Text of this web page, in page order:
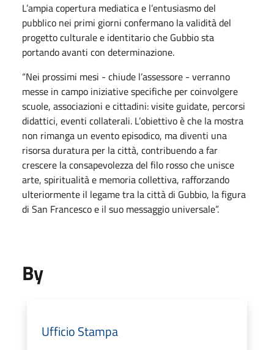
L’ampia copertura mediatica e l’entusiasmo del
pubblico nei primi giorni confermano la validità del
progetto culturale e identitario che Gubbio sta
portando avanti con determinazione.
“Nei prossimi mesi - chiude l’assessore - verranno
messe in campo iniziative specifiche per coinvolgere
scuole, associazioni e cittadini: visite guidate, percorsi
didattici, eventi collaterali. L’obiettivo è che la mostra
non rimanga un evento episodico, ma diventi una
risorsa duratura per la città, contribuendo a far
crescere la consapevolezza del filo rosso che unisce
arte, spiritualità e memoria collettiva, rafforzando
ulteriormente il legame tra la città di Gubbio, la figura
di San Francesco e il suo messaggio universale”.
By
Ufficio Stampa